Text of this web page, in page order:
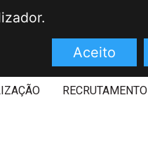
RECRUTAMENTO
Aceito